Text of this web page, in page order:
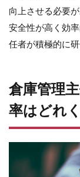
向上させる必要が
安全性が高く効
任者が積極的に
倉庫管理
率はどれ